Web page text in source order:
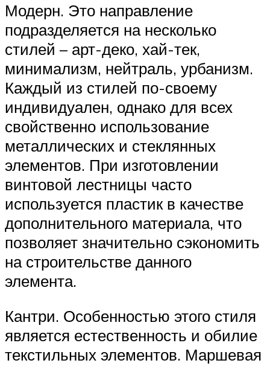
Модерн. Это направление
подразделяется на несколько
стилей – арт-деко, хай-тек,
минимализм, нейтраль, урбанизм.
Каждый из стилей по-своему
индивидуален, однако для всех
свойственно использование
металлических и стеклянных
элементов. При изготовлении
винтовой лестницы часто
используется пластик в качестве
дополнительного материала, что
позволяет значительно сэкономить
на строительстве данного
элемента.
Кантри. Особенностью этого стиля
является естественность и обилие
текстильных элементов. Маршевая